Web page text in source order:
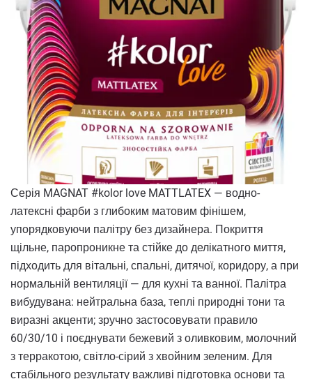
Серія MAGNAT #kolor love MATTLATEX — водно-
латексні фарби з глибоким матовим фінішем,
упорядковуючи палітру без дизайнера. Покриття
щільне, паропроникне та стійке до делікатного миття,
підходить для вітальні, спальні, дитячої, коридору, а при
нормальній вентиляції — для кухні та ванної. Палітра
вибудувана: нейтральна база, теплі природні тони та
виразні акценти; зручно застосовувати правило
60/30/10 і поєднувати бежевий з оливковим, молочний
з терракотою, світло-сірий з хвойним зеленим. Для
стабільного результату важливі підготовка основи та